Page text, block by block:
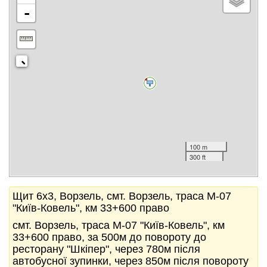
-
100 m
300 ft
Щит 6x3, Ворзель, смт. Ворзель, траса М-07
"Київ-Ковель", км 33+600 право
смт. Ворзель, траса М-07 "Київ-Ковель", км
33+600 право, за 500м до повороту до
ресторану "Шкіпер", через 780м після
автобусної зупинки, через 850м після повороту